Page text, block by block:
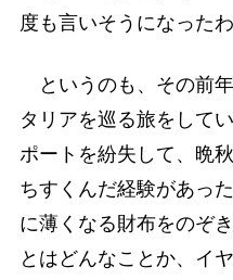
度も言いそうになったわ
というのも、その前
タリアを巡る旅をして
ポートを紛失して、晩
ちすくんだ経験があっ
に薄くなる財布をのぞ
とはどんなことか、イ